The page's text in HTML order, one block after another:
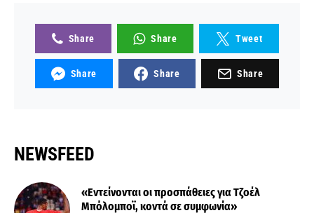
Share Share Tweet
Share Share Share
NEWSFEED
«Εντείνονται οι προσπάθειες για Τζοέλ
Μπόλομποϊ, κοντά σε συμφωνία»